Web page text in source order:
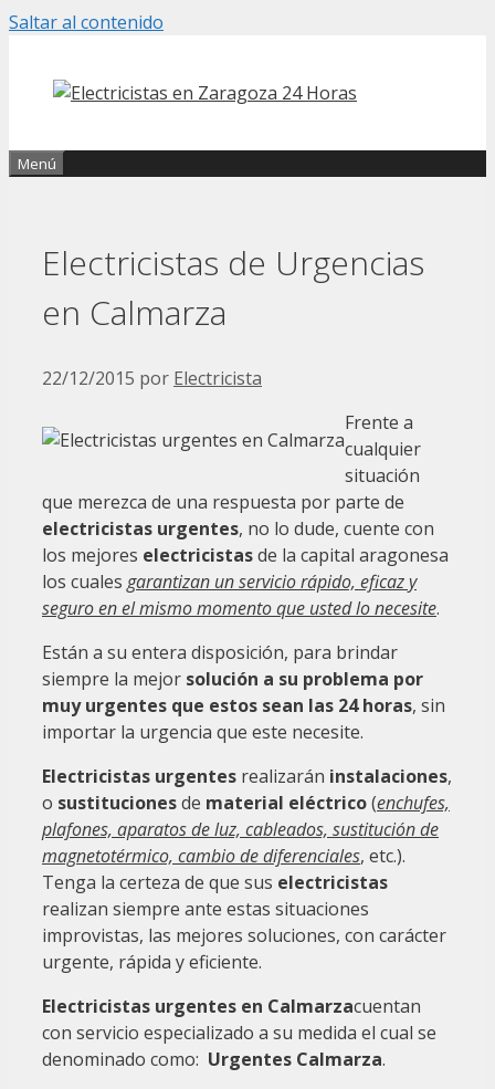
Saltar al contenido
Menú
Electricistas de Urgencias
en Calmarza
22/12/2015 por Electricista
Frente a
cualquier
situación
que merezca de una respuesta por parte de
electricistas urgentes, no lo dude, cuente con
los mejores electricistasde la capital aragonesa
los cuales garantizan un servicio rápido, eficaz y
seguro en el mismo momento que usted lo necesite.
Están a su entera disposición, para brindar
siempre la mejor solución a su problema por
muy urgentes que estos sean las 24 horas, sin
importar la urgencia que este necesite.
Electricistas urgentes realizarán instalaciones,
o sustitucionesde material eléctrico(enchufes,
plafones, aparatos de luz, cableados, sustitución de
magnetotérmico, cambio de diferenciales, etc.).
Tenga la certeza de que sus electricistas
realizan siempre ante estas situaciones
improvistas, las mejores soluciones, con carácter
urgente, rápida y eficiente.
Electricistas urgentes en Calmarzacuentan
con servicio especializado a su medida el cual se
denominado como: Urgentes Calmarza.